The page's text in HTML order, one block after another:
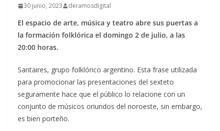
30 junio, 2023 deramosdigital
El espacio de arte, música y teatro abre sus puertas a
la formación folklórica el domingo 2 de julio, a las
20:00 horas.
Santaires, grupo folklórico argentino. Esta frase utilizada
para promocionar las presentaciones del sexteto
seguramente hace que el público lo relacione con un
conjunto de músicos oriundos del noroeste, sin embargo,
es bien porteño.